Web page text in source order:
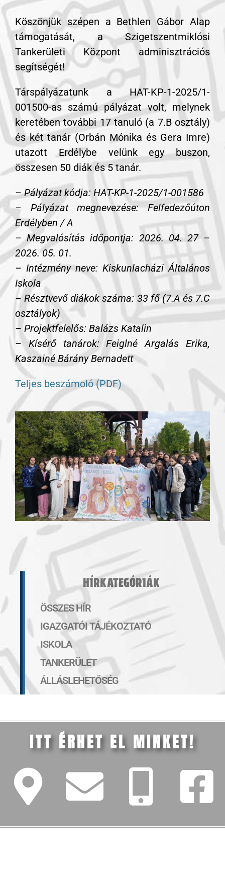
Köszönjük szépen a Bethlen Gábor Alap
támogatását, a Szigetszentmiklósi
Tankerületi Központ adminisztrációs
segítségét!
Társpályázatunk a HAT-KP-1-2025/1-
001500-as számú pályázat volt, melynek
keretében további 17 tanuló (a 7.B osztály)
és két tanár (Orbán Mónika és Gera Imre)
utazott Erdélybe velünk egy buszon,
összesen 50 diák és 5 tanár.
– Pályázat kódja: HAT-KP-1-2025/1-001586
– Pályázat megnevezése: Felfedezőúton
Erdélyben / A
– Megvalósítás időpontja: 2026. 04. 27 –
2026. 05. 01.
– Intézmény neve: Kiskunlacházi Általános
Iskola
– Résztvevő diákok száma: 33 fő (7.A és 7.C
osztályok)
– Projektfelelős: Balázs Katalin
– Kísérő tanárok: Feiglné Argalás Erika,
Kaszainé Bárány Bernadett
Teljes beszámoló (PDF)
HÍRKATEGÓRIÁK
ÖSSZES HÍR
IGAZGATÓI TÁJÉKOZTATÓ
ISKOLA
TANKERÜLET
ÁLLÁSLEHETŐSÉG
ITT ÉRHET EL MINKET!